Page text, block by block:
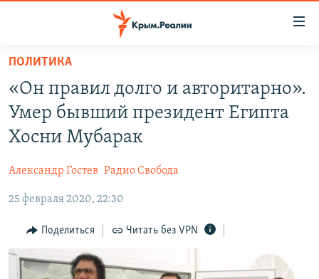
Вернуться
основному
содержанию
Вернутся
главной
навигации
Вернутся
поиску
СПЕЦПРОЕКТЫ
11 ЛЕТ ОККУПАЦИИ КРЫМА. 11 ИСТОРИЙ СОПРОТИВЛЕНИЯ
ВОДА
ЕЩЕ
ИНТЕРАКТИВ
ИНФОГРАФИКА
ТЕЛЕПРОЕКТ КРЫМ.РЕАЛИИ
РАДІО СВОБОДА
КАК ОБОЙТИ БЛОКИРОВКУ
Українською
ПОЛИТИКА
«Он правил долго и авторитарно».
Умер бывший президент Египта
Хосни Мубарак
Александр Гостев Радио Свобода
25 февраля 2020, 22:30
Поделиться Читать без VPN